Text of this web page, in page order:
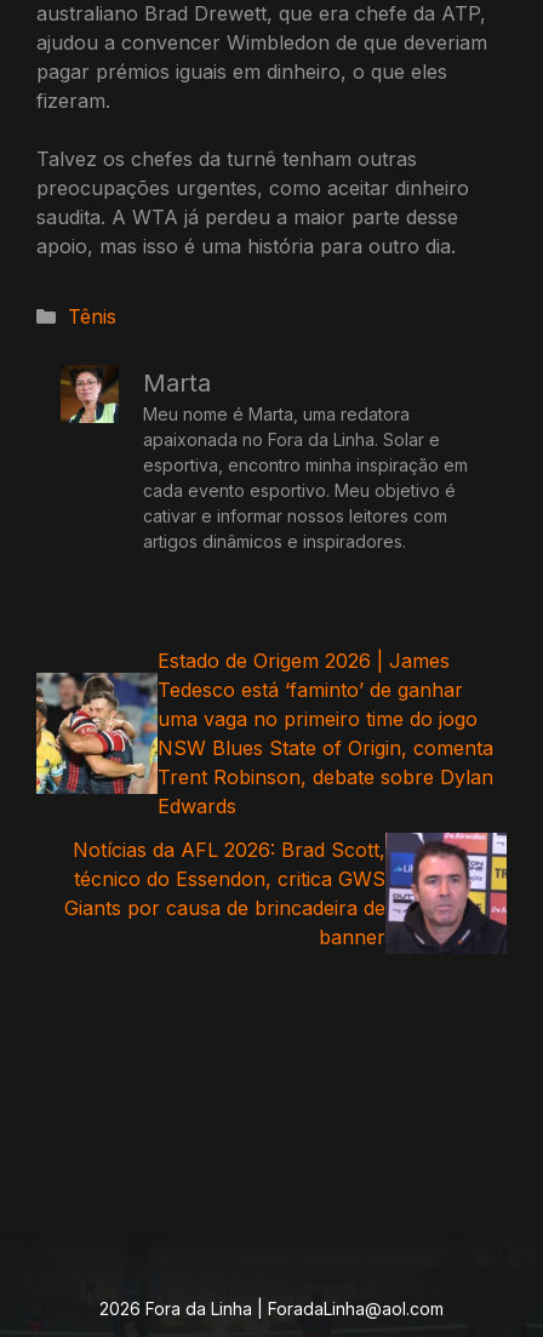
australiano Brad Drewett, que era chefe da ATP,
ajudou a convencer Wimbledon de que deveriam
pagar prémios iguais em dinheiro, o que eles
fizeram.
Talvez os chefes da turnê tenham outras
preocupações urgentes, como aceitar dinheiro
saudita. A WTA já perdeu a maior parte desse
apoio, mas isso é uma história para outro dia.
Categorias
Tênis
Marta
Meu nome é Marta, uma redatora
apaixonada no Fora da Linha. Solar e
esportiva, encontro minha inspiração em
cada evento esportivo. Meu objetivo é
cativar e informar nossos leitores com
artigos dinâmicos e inspiradores.
Estado de Origem 2026 | James
Tedesco está ‘faminto’ de ganhar
uma vaga no primeiro time do jogo
NSW Blues State of Origin, comenta
Trent Robinson, debate sobre Dylan
Edwards
Notícias da AFL 2026: Brad Scott,
técnico do Essendon, critica GWS
Giants por causa de brincadeira de
banner
2026 Fora da Linha | ForadaLinha@aol.com